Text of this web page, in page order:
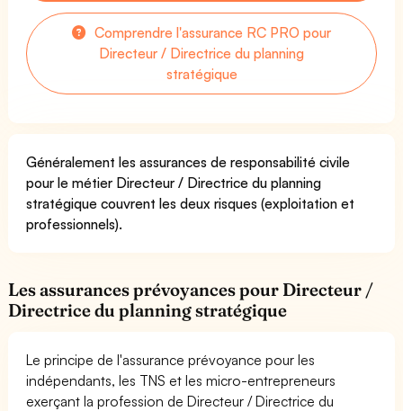
Comprendre l'assurance RC PRO pour
Directeur / Directrice du planning
stratégique
Généralement les assurances de responsabilité civile
pour le métier Directeur / Directrice du planning
stratégique couvrent les deux risques (exploitation et
professionnels).
Les assurances prévoyances pour Directeur /
Directrice du planning stratégique
Le principe de l'assurance prévoyance pour les
indépendants, les TNS et les micro-entrepreneurs
exerçant la profession de Directeur / Directrice du